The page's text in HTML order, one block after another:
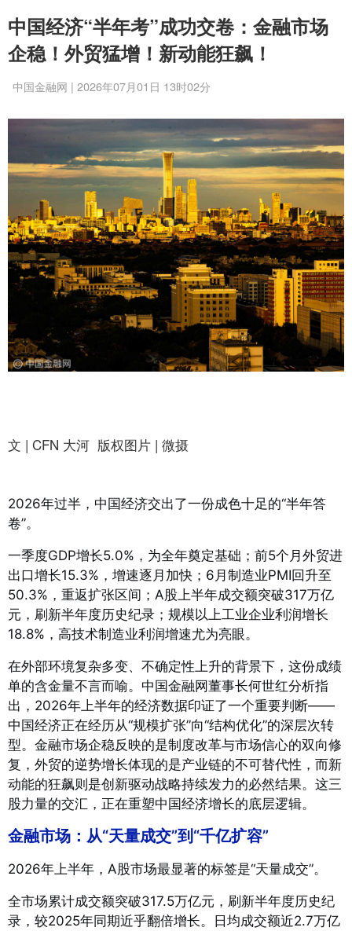
中国经济“半年考”成功交卷：金融市场
企稳！外贸猛增！新动能狂飙！
中国金融网 | 2026年07月01日 13时02分
文 | CFN 大河 版权图片 | 微摄
2026年过半，中国经济交出了一份成色十足的“半年答
卷”。
一季度GDP增长5.0%，为全年奠定基础 ；前5个月外贸进
出口增长15.3%，增速逐月加快 ；6月制造业PMI回升至
50.3%，重返扩张区间 ；A股上半年成交额突破317万亿
元，刷新半年度历史纪录 ；规模以上工业企业利润增长
18.8%，高技术制造业利润增速尤为亮眼。
在外部环境复杂多变、不确定性上升的背景下，这份成绩
单的含金量不言而喻。中国金融网董事长何世红分析指
出，2026年上半年的经济数据印证了一个重要判断——
中国经济正在经历从“规模扩张”向“结构优化”的深层次转
型。金融市场企稳反映的是制度改革与市场信心的双向修
复，外贸的逆势增长体现的是产业链的不可替代性，而新
动能的狂飙则是创新驱动战略持续发力的必然结果。这三
股力量的交汇，正在重塑中国经济增长的底层逻辑。
金融市场：从“天量成交”到“千亿扩容”
2026年上半年，A股市场最显著的标签是“天量成交”。
全市场累计成交额突破317.5万亿元，刷新半年度历史纪
录，较2025年同期近乎翻倍增长。日均成交额近2.7万亿